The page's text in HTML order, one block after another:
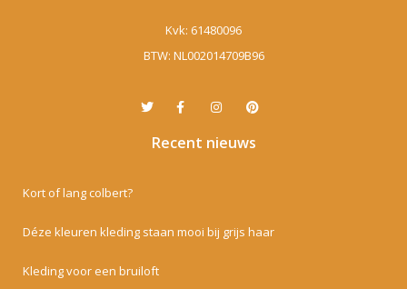
Kvk: 61480096
BTW: NL002014709B96
Recent nieuws
Kort of lang colbert?
Déze kleuren kleding staan mooi bij grijs haar
Kleding voor een bruiloft